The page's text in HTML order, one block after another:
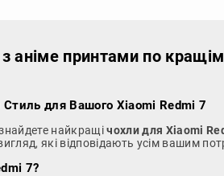
аніме принтами по
Стиль для Вашого Xiaomi Redmi 7
найкращічохли для Xiaomi
які відповідають усім вашим
7?